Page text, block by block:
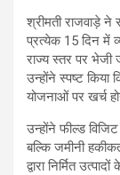
श्रीमती राजवाड़े ने
प्रत्येक 15 दिन में
राज्य स्तर पर भेजी
उन्होंने स्पष्ट किया
योजनाओं पर खर्च
उन्होंने फील्ड
बल्कि जमीनी
द्वारा निर्मित